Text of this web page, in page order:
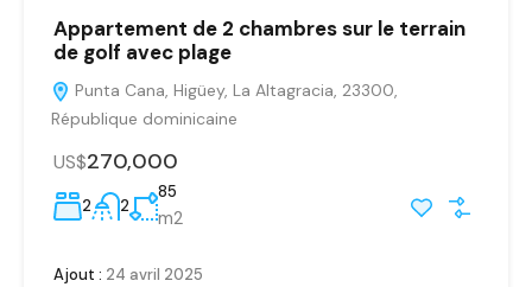
Appartement de 2 chambres sur le terrain
de golf avec plage
Punta Cana, Higüey, La Altagracia, 23300,
République dominicaine
US$270,000
2 2
85
m2
Ajout : 24 avril 2025